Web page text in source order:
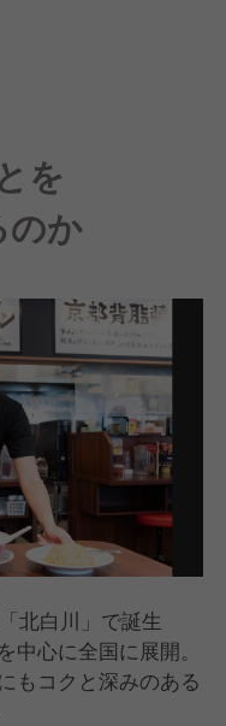
を
のか
北白川」で誕生
中心に全国に展開。
もコクと深みのある